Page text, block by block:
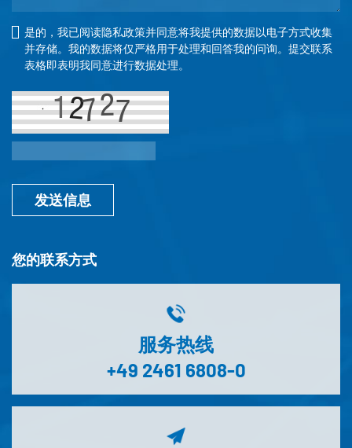
您的联系方式
服务热线
+49 2461 6808-0
是的，我已阅读隐私政策并同意将我提供的数据以电子方式收集
并存储。我的数据将仅严格用于处理和回答我的问询。提交联系
表格即表明我同意进行数据处理。
发送信息